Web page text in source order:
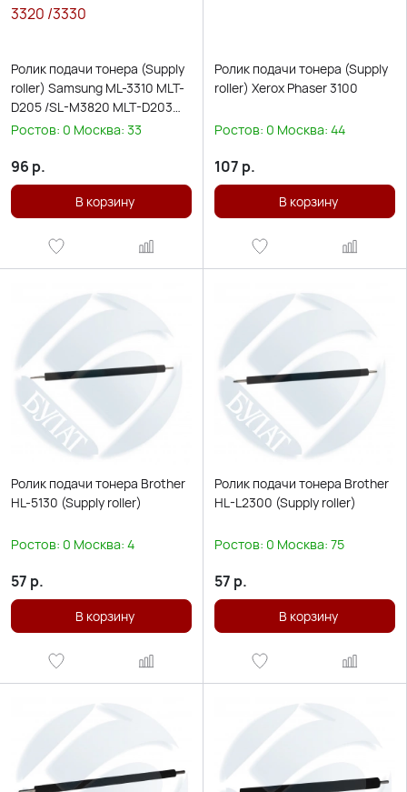
Ролик подачи тонера (Supply
roller) Samsung ML-3310 MLT-
D205 /SL-M3820 MLT-D203
/ML-3750 MLT-D305 /Xerox
Ростов: 0 Москва: 33
96 р.
В корзину
Ролик подачи тонера (Supply
roller) Xerox Phaser 3100
Ростов: 0 Москва: 44
107 р.
В корзину
Ролик подачи тонера Brother
HL-5130 (Supply roller)
Ростов: 0 Москва: 4
57 р.
В корзину
Ролик подачи тонера Brother
HL-L2300 (Supply roller)
Ростов: 0 Москва: 75
57 р.
В корзину